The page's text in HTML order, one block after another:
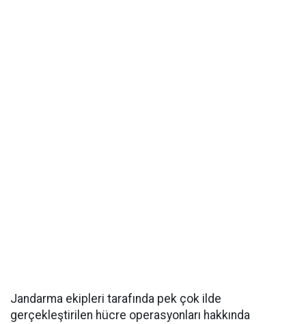
Jandarma ekipleri tarafında pek çok ilde
gerçekleştirilen hücre operasyonları hakkında